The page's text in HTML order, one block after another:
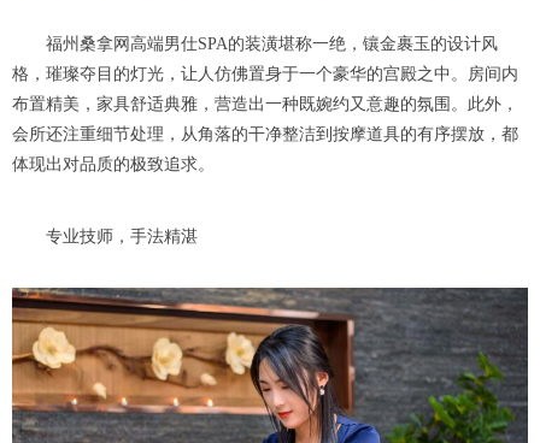
福州桑拿网高端男仕SPA的装潢堪称一绝，镶金裹玉的设计风
格，璀璨夺目的灯光，让人仿佛置身于一个豪华的宫殿之中。房间内
布置精美，家具舒适典雅，营造出一种既婉约又意趣的氛围。此外，
会所还注重细节处理，从角落的干净整洁到按摩道具的有序摆放，都
体现出对品质的极致追求。
专业技师，手法精湛